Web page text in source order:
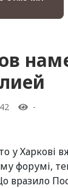
-
у
форумі,
вразило